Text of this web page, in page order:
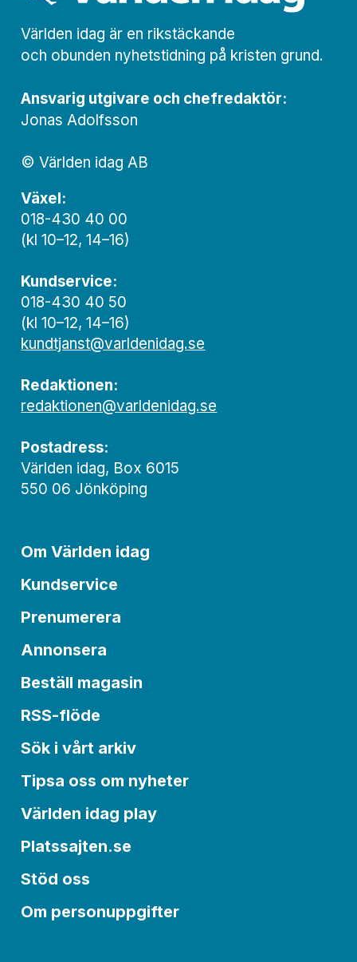
Världen idag är en rikstäckande
och obunden nyhets­­­tidning på kristen grund.
Ansvarig utgivare och chef­redaktör:
Jonas Adolfsson
© Världen idag AB
Växel:
018-430 40 00
(kl 10–12, 14–16)
Kundservice:
018-430 40 50
(kl 10–12, 14–16)
kundtjanst@varldenidag.se
Redaktionen:
redaktionen@varldenidag.se
Postadress:
Världen idag, Box 6015
550 06 Jönköping
Om Världen idag
Kundservice
Prenumerera
Annonsera
Beställ magasin
RSS-flöde
Sök i vårt arkiv
Tipsa oss om nyheter
Världen idag play
Platssajten.se
Stöd oss
Om personuppgifter